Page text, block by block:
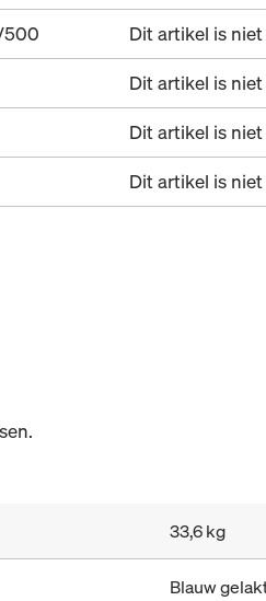
500 Dit artikel is
Dit artikel is
Dit artikel is
Dit artikel is
33,6 kg
Blauw